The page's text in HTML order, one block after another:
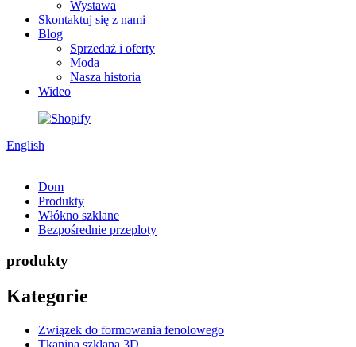
Wystawa
Skontaktuj się z nami
Blog
Sprzedaż i oferty
Moda
Nasza historia
Wideo
English
Dom
Produkty
Włókno szklane
Bezpośrednie przeploty
produkty
Kategorie
Związek do formowania fenolowego
Tkanina szklana 3D